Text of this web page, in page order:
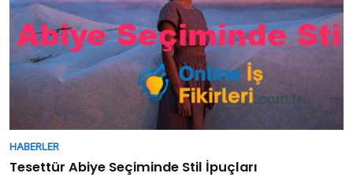
HABERLER
Tesettür Abiye Seçiminde Stil İpuçları